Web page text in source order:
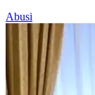
Abusi